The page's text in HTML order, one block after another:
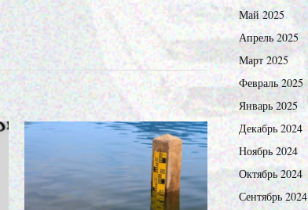
Май 2025
Апрель 2025
Март 2025
Февраль 2025
Январь 2025
Декабрь 2024
Ноябрь 2024
Октябрь 2024
Сентябрь 2024